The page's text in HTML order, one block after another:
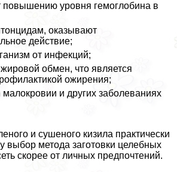
повышению уровня гемоглобина в
оказывают
действие;
от инфекций;
обмен, что является
ожирения;
и других заболеваниях
и сушеного кизила пpaктически
выбор метода заготовки целебных
скорее от личных предпочтений.